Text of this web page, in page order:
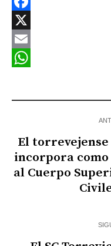
Facebook
X
Email
El
incorpora
al Cuerpo